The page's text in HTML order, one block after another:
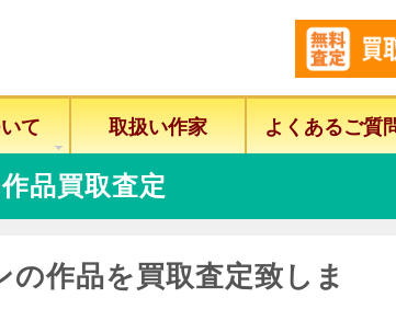
て 取扱い作家 よくあるご質
品買取査定
の作品を買取査定致しま